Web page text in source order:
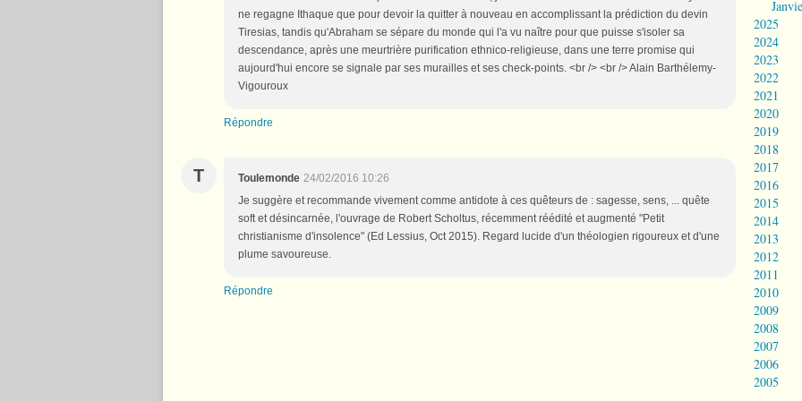
ne regagne Ithaque que pour devoir la quitter à nouveau en accomplissant la prédiction du devin
Tiresias, tandis qu'Abraham se sépare du monde qui l'a vu naître pour que puisse s'isoler sa
descendance, après une meurtrière purification ethnico-religieuse, dans une terre promise qui
aujourd'hui encore se signale par ses murailles et ses check-points. <br /> <br /> Alain Barthélemy-
Vigouroux
Répondre
T Toulemonde 24/02/2016 10:26
Je suggère et recommande vivement comme antidote à ces quêteurs de : sagesse, sens, ... quête
soft et désincarnée, l'ouvrage de Robert Scholtus, récemment réédité et augmenté "Petit
christianisme d'insolence" (Ed Lessius, Oct 2015). Regard lucide d'un théologien rigoureux et d'une
plume savoureuse.
Répondre
2025
2024
2023
2022
2021
2020
2019
2018
2017
2016
2015
2014
2013
2012
2011
2010
2009
2008
2007
2006
2005